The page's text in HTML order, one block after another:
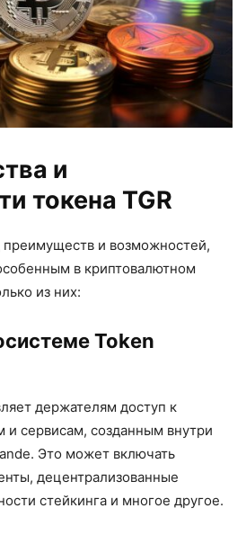
и
токена TGR
преимуществ и возможностей,
в криптовалютном
из них:
Token
держателям доступ к
и сервисам, созданным внутри
Это может включать
децентрализованные
стейкинга и многое другое.